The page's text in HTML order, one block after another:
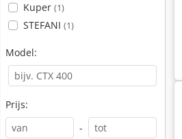
Kuper (1)
STEFANI (1)
Model:
Prijs:
-